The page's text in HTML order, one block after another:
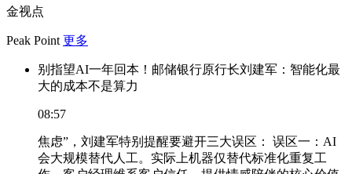
金视点
Peak Point 更多
别指望AI一年回本！邮储银行原行长刘建军：智能化最
大的成本不是算力
08:57
焦虑”，刘建军特别提醒要避开三大误区： 误区一：AI
会大规模替代人工。实际上机器仅替代标准化重复工